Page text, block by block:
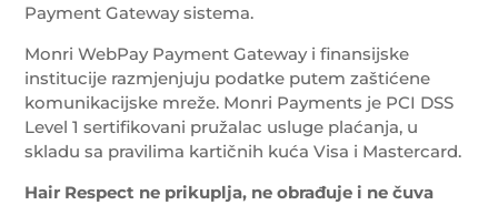
Payment Gateway sistema.
Monri WebPay Payment Gateway i finansijske
institucije razmjenjuju podatke putem zaštićene
komunikacijske mreže. Monri Payments je PCI DSS
Level 1 sertifikovani pružalac usluge plaćanja, u
skladu sa pravilima kartičnih kuća Visa i Mastercard.
Hair Respect ne prikuplja, ne obrađuje i ne čuva